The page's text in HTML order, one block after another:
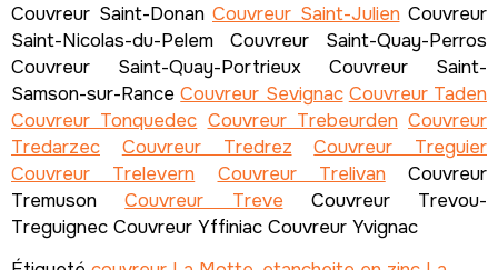
Couvreur Saint-Donan Couvreur Saint-JulienCouvreur
Saint-Nicolas-du-Pelem Couvreur Saint-Quay-Perros
Couvreur Saint-Quay-Portrieux Couvreur Saint-
Samson-sur-RanceCouvreur Sevignac Couvreur Taden
Couvreur Tonquedec Couvreur Trebeurden Couvreur
Tredarzec
Couvreur Tredrez
Couvreur Treguier
Couvreur Trelevern
Couvreur TrelivanCouvreur
TremusonCouvreur Treve Couvreur Trevou-
Treguignec Couvreur Yffiniac Couvreur Yvignac